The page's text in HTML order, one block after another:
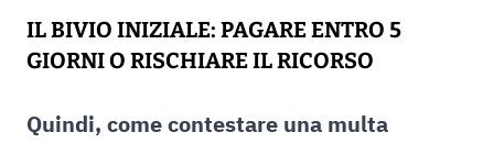
IL BIVIO INIZIALE: PAGARE ENTRO 5
GIORNI O RISCHIARE IL RICORSO
Quindi, come contestare una multa